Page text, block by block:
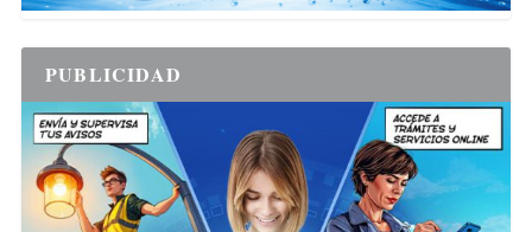
PUBLICIDAD